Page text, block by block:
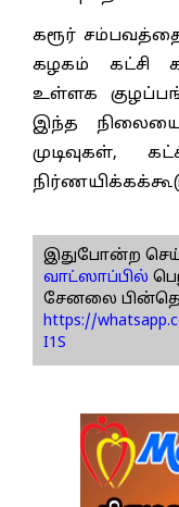
கரூர்
கழகம் கட்சி
உள்ளக
இந்த நிலையை
முடிவுகள்,
இதுபோன்ற
வாட்ஸாப்பில்
சேனலை
https://
I1S